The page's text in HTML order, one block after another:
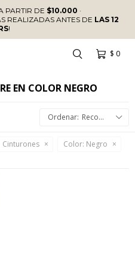
PARTIR DE $10.000 ·
REALIZADAS ANTES DE LAS 12
!
$ 0
EN COLOR NEGRO
Recomendados
Cinturones Color: Negro